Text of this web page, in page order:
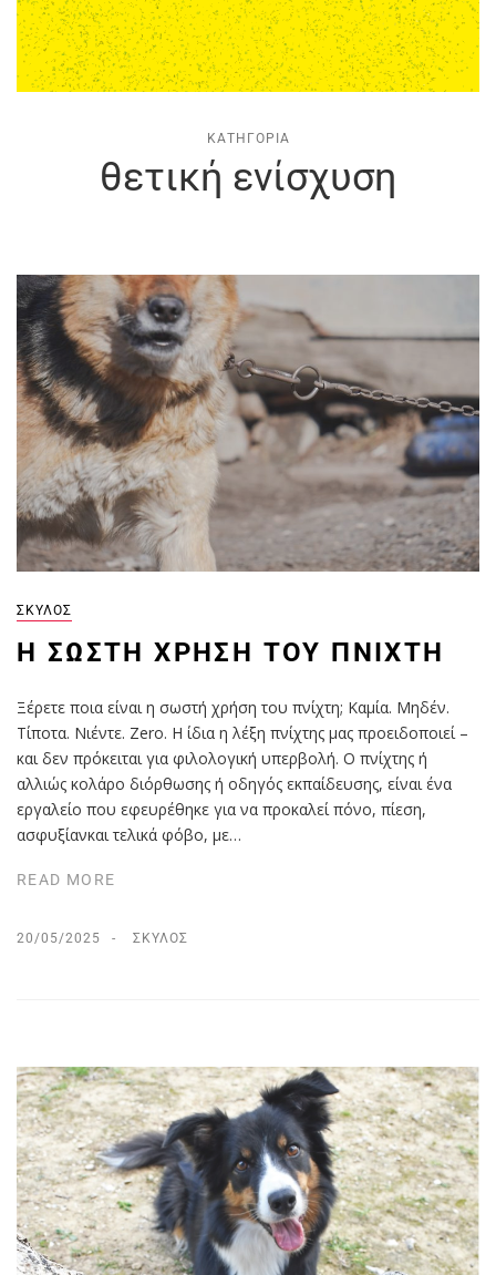
ΚΑΤΗΓΟΡΊΑ
θετική ενίσχυση
ΣΚΎΛΟΣ
Η ΣΩΣΤΉ ΧΡΉΣΗ ΤΟΥ ΠΝΊΧΤΗ
Ξέρετε ποια είναι η σωστή χρήση του πνίχτη; Καμία. Μηδέν.
Τίποτα. Νιέντε. Zero. Η ίδια η λέξη πνίχτης μας προειδοποιεί –
και δεν πρόκειται για φιλολογική υπερβολή. Ο πνίχτης ή
αλλιώς κολάρο διόρθωσης ή οδηγός εκπαίδευσης, είναι ένα
εργαλείο που εφευρέθηκε για να προκαλεί πόνο, πίεση,
ασφυξίανκαι τελικά φόβο, με…
READ MORE
20/05/2025 ΣΚΎΛΟΣ